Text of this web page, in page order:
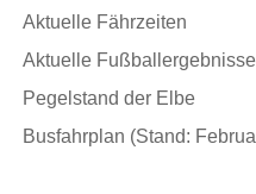
Aktuelle Fährzeiten
Aktuelle Fußballergebnisse
Pegelstand der Elbe
Busfahrplan (Stand: